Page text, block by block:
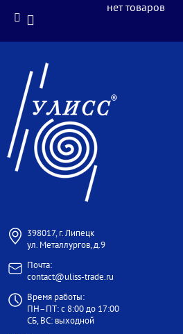
398017, г. Липецк
ул. Металлургов, д.9
Почта:
contact@uliss-trade.ru
Время работы:
ПН–ПТ: с 8:00 до 17:00
СБ, ВС: выходной
нет товаров